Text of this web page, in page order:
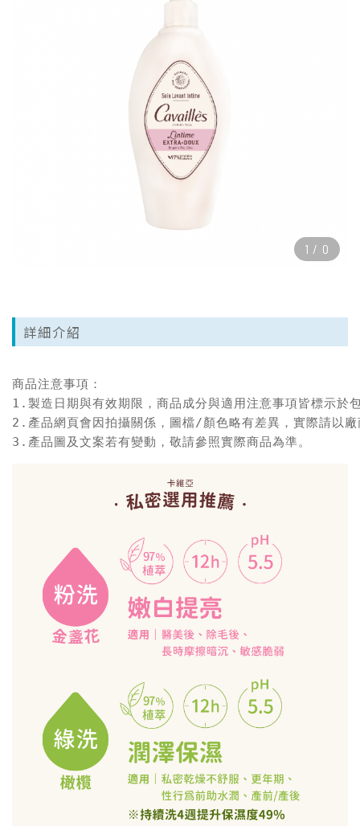
1 / 0
詳細介紹
商品注意事項：
1.製造日期與有效期限，商品成分與適用注意事項皆標示於
2.產品網頁會因拍攝關係，圖檔/顏色略有差異，實際請以
3.產品圖及文案若有變動，敬請參照實際商品為準。